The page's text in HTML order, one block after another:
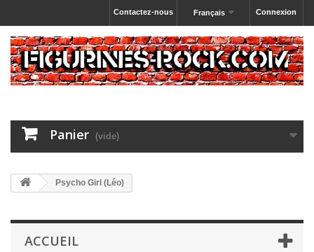
Connexion
Français
Contactez-nous
Panier (vide)
Psycho Girl (Léo)
ACCUEIL